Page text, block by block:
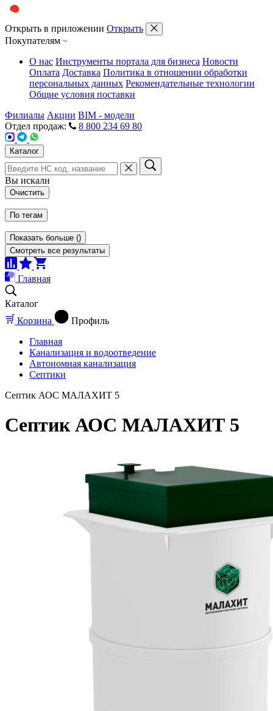
Открыть в приложении Открыть
Покупателям
О нас Инструменты портала для бизнеса Новости
Оплата Доставка Политика в отношении обработки
персональных данных Рекомендательные технологии
Общие условия поставки
Филиалы Акции BIM - модели
Отдел продаж:
8 800 234 69 80
Каталог
Вы искали
Очистить
По тегам
Показать больше ()
Смотреть все результаты
Главная
Каталог
Корзина
Профиль
Главная
Канализация и водоотведение
Автономная канализация
Септики
Септик АОС МАЛАХИТ 5
Септик АОС МАЛАХИТ 5